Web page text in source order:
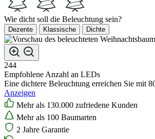
Wie dicht soll die Beleuchtung sein?
Dezente Klassische Dichte
244
Empfohlene Anzahl an LEDs
Eine dichtere Beleuchtung erreichen Sie mit
Anzeigen
Mehr als 130.000 zufriedene Kunden
Mehr als 100 Baumarten
2 Jahre Garantie